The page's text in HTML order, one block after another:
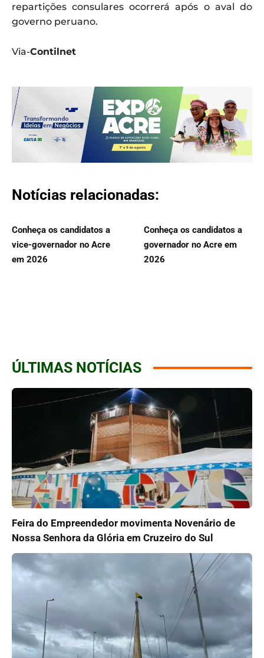
repartições consulares ocorrerá após o aval do
governo peruano.
Via-Contilnet
Notícias relacionadas:
Conheça os candidatos a
vice-governador no Acre
em 2026
Conheça os candidatos a
governador no Acre em
2026
ÚLTIMAS NOTÍCIAS
Feira do Empreendedor movimenta Novenário de
Nossa Senhora da Glória em Cruzeiro do Sul